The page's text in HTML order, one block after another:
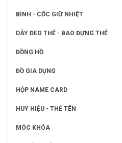
BÌNH - CỐC GIỮ NHIỆT
DÂY ĐEO THẺ - BAO ĐỰNG THẺ
ĐỒNG HỒ
ĐỒ GIA DỤNG
HỘP NAME CARD
HUY HIỆU - THẺ TÊN
MÓC KHÓA